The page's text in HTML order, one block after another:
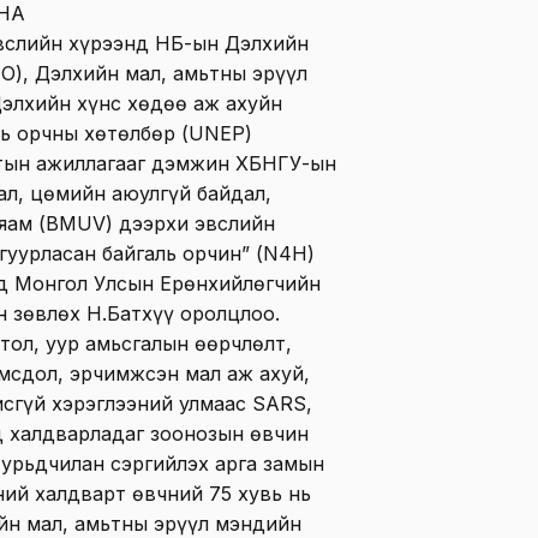
хүрээнд НҮБ-ын Дэлхийн
Дэлхийн мал, амьтны эрүүл
хүнс хөдөө аж ахуйн
орчны хөтөлбөр (UNEP)
ажиллагааг дэмжин ХБНГУ-ын
цөмийн аюулгүй байдал,
(BMUV) дээрхи эвслийн
байгаль орчин” (N4H)
Монгол Улсын Ерөнхийлөгчийн
зөвлөх Н.Батхүү оролцлоо.
уур амьсгалын өөрчлөлт,
эрчимжсэн мал аж ахуй,
хэрэглээний улмаас SARS,
халдварладаг зоонозын өвчин
сэргийлэх арга замын
халдварт өвчний 75 хувь нь
мал, амьтны эрүүл мэндийн